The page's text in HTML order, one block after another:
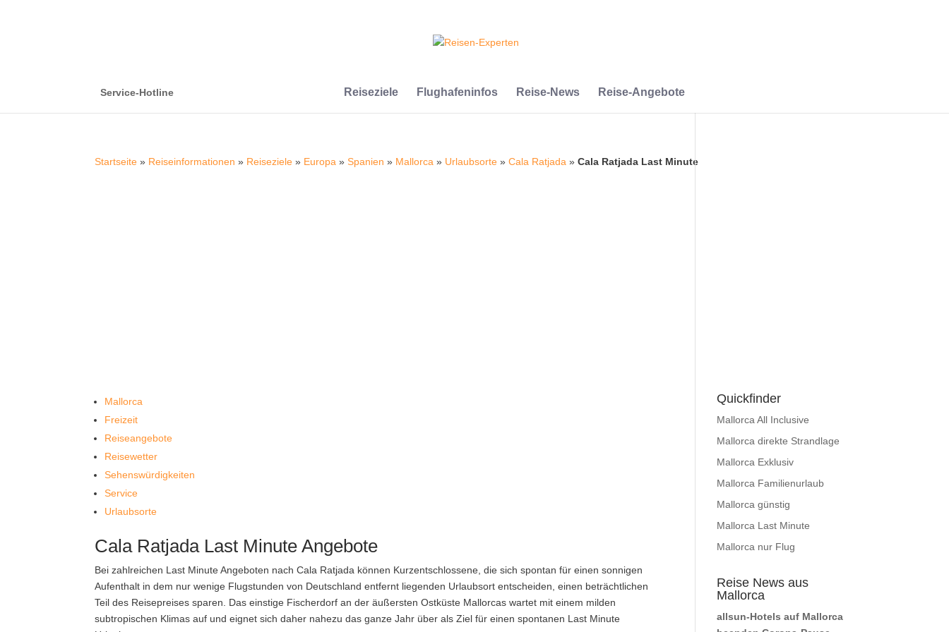
Service-Hotline Reiseziele Flughafeninfos Reise-News Reise-Angebote
Startseite » Reiseinformationen » Reiseziele » Europa »Spanien » Mallorca » Urlaubsorte »Cala Ratjada »Cala Ratjada Last Minute
Mallorca
Freizeit
Reiseangebote
Reisewetter
Sehenswürdigkeiten
Service
Urlaubsorte
Cala Ratjada Last Minute Angebote
Bei zahlreichen Last Minute Angeboten nach Cala Ratjada können Kurzentschlossene, die sich spontan für einen sonnigen
Aufenthalt in dem nur wenige Flugstunden von Deutschland entfernt liegenden Urlaubsort entscheiden, einen beträchtlichen
Teil des Reisepreises sparen. Das einstige Fischerdorf an der äußersten Ostküste Mallorcas wartet mit einem milden
subtropischen Klimas auf und eignet sich daher nahezu das ganze Jahr über als Ziel für einen spontanen Last Minute
Quickfinder
Mallorca All Inclusive
Mallorca direkte Strandlage
Mallorca Exklusiv
Mallorca Familienurlaub
Mallorca günstig
Mallorca Last Minute
Mallorca nur Flug
Reise News aus
Mallorca
allsun-Hotels auf Mallorca